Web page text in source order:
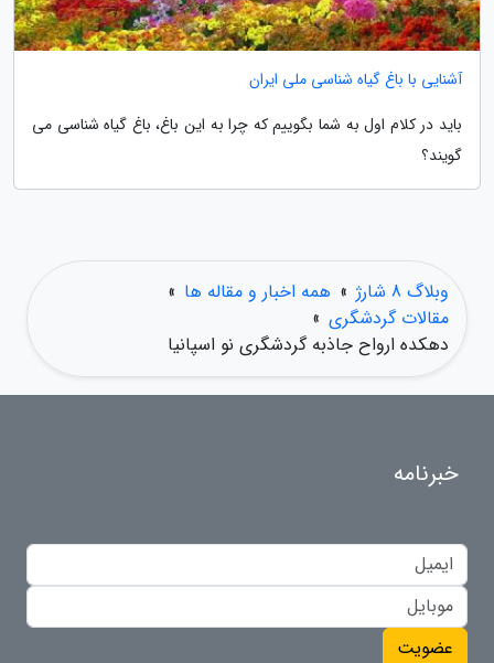
آشنایی با باغ گیاه شناسی ملی ایران
باید در کلام اول به شما بگوییم که چرا به این باغ، باغ گیاه شناسی می
گویند؟
وبلاگ 8 شارژ » همه اخبار و مقاله ها »
مقالات گردشگری »
دهکده ارواح جاذبه گردشگری نو اسپانیا
خبرنامه
عضویت